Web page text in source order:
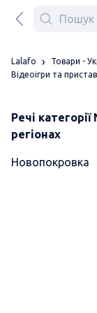
Lalafo Товари -
Відеоігри та
Речі
регіонах
Новопокровка